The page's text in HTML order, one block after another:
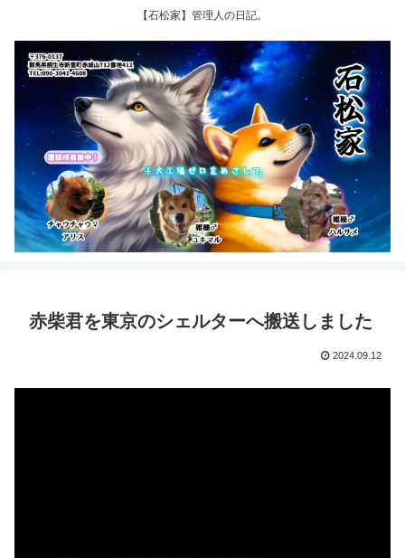
【石松家】管理人の日記。
赤柴君を東京のシェルターへ搬送しました
2024.09.12